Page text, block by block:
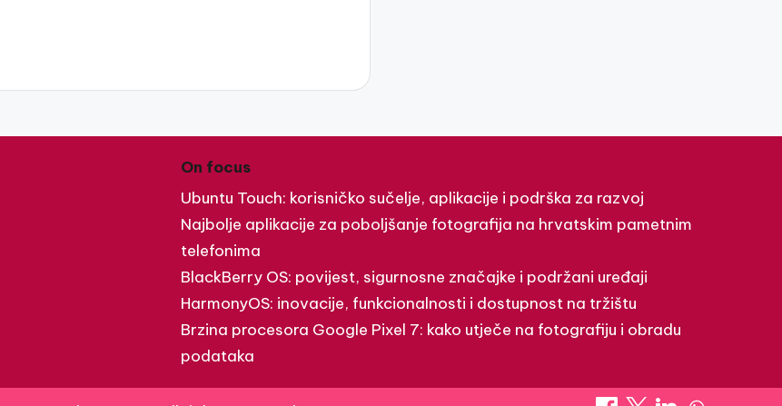
On focus
Ubuntu Touch: korisničko sučelje, aplikacije i podrška za razvoj
Najbolje aplikacije za poboljšanje fotografija na hrvatskim pametnim
telefonima
BlackBerry OS: povijest, sigurnosne značajke i podržani uređaji
HarmonyOS: inovacije, funkcionalnosti i dostupnost na tržištu
Brzina procesora Google Pixel 7: kako utječe na fotografiju i obradu
podataka